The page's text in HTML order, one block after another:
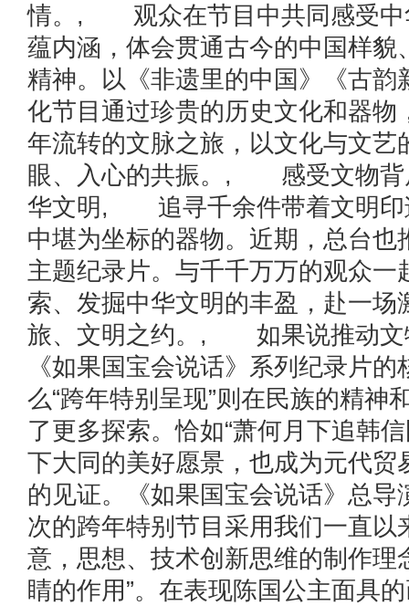
情。, 观众在节目中共同感受中
蕴内涵，体会贯通古今的中国样貌
精神。以《非遗里的中国》《古韵
化节目通过珍贵的历史文化和器物
年流转的文脉之旅，以文化与文艺
眼、入心的共振。, 感受文物背
华文明, 追寻千余件带着文明印
中堪为坐标的器物。近期，总台也
主题纪录片。与千千万万的观众一
索、发掘中华文明的丰盈，赴一场
旅、文明之约。, 如果说推动文
《如果国宝会说话》系列纪录片
么“跨年特别呈现”则在民族的精神
了更多探索。恰如“萧何月下追韩
下大同的美好愿景，也成为元代贸
的见证。《如果国宝会说话》总导
次的跨年特别节目采用我们一直以
意，思想、技术创新思维的制作理
睛的作用”。在表现陈国公主面具